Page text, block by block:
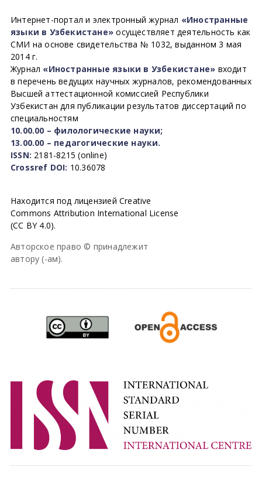
Интернет-портал и электронный журнал «Иностранные
языки в Узбекистане» осуществляет деятельность как
СМИ на основе свидетельства № 1032, выданном 3 мая
2014 г.
Журнал «Иностранные языки в Узбекистане» входит
в перечень ведущих научных журналов, рекомендованных
Высшей аттестационной комиссией Республики
Узбекистан для публикации результатов диссертаций по
специальностям
10.00.00 – филологические науки;
13.00.00 – педагогические науки.
ISSN: 2181-8215 (online)
Crossref DOI: 10.36078
Находится под лицензией Creative
Commons Attribution International License
(CC BY 4.0).
Авторское право © принадлежит
автору (-ам).